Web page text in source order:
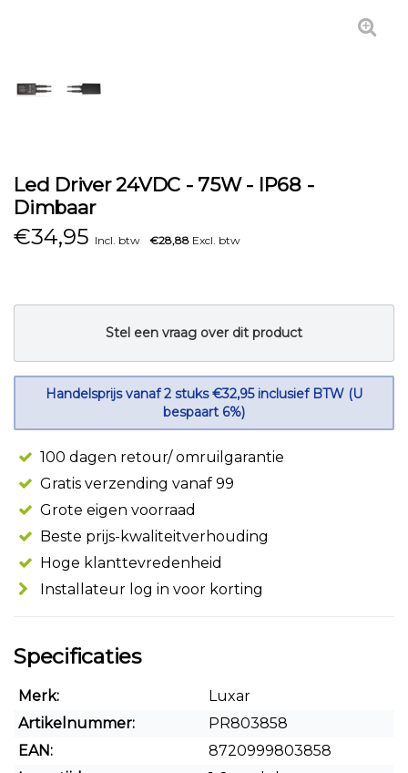
Led Driver 24VDC - 75W - IP68 -
Dimbaar
€34,95 Incl. btw €28,88 Excl. btw
Stel een vraag over dit product
Handelsprijs vanaf 2 stuks €32,95 inclusief BTW (U
bespaart 6%)
100 dagen retour/ omruilgarantie
Gratis verzending vanaf 99
Grote eigen voorraad
Beste prijs-kwaliteitverhouding
Hoge klanttevredenheid
Installateur log in voor korting
Specificaties
Merk:
Luxar
Artikelnummer:
PR803858
EAN:
8720999803858